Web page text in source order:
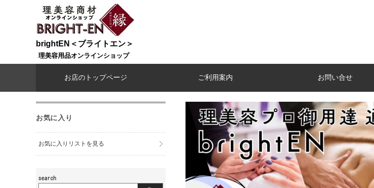
brightEN＜ブライトエン＞
理美容用品オンラインショップ
お店のトップページ ご利用案内 お問い合せ
お気に入り
お気に入りリストを見る